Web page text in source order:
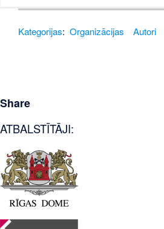
Kategorijas: Organizācijas Autori
Share
ATBALSTĪTĀJI: